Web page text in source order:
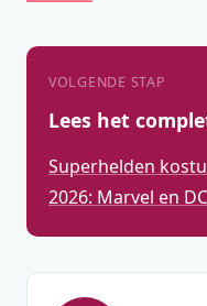
VOLGENDE STAP
Lees het
Superhelden
2026: Marvel en